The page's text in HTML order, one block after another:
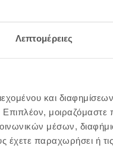
Λεπτομέρειες
και
Επιπλέον,
μέσων,
παραχωρήσει ή
με την